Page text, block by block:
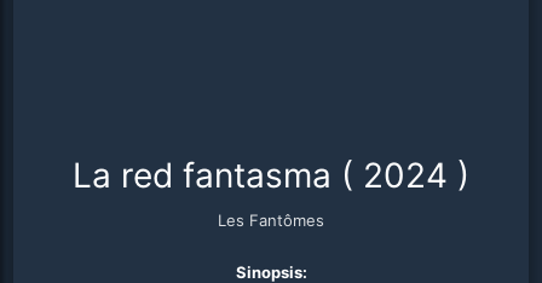
La red fantasma ( 2024 )
Les Fantômes
Sinopsis: